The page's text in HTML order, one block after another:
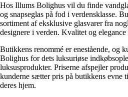
Hos Illums Bolighus vil du finde
og snapseglas på fod i verdensklasse.
sortiment af eksklusive glasvarer fra
designere i verden. Kvalitet og elegance
Butikkens renommé er enestående, og
Bolighus for dets luksuriøse
luksusprodukter. Priserne afspejler
kunderne sætter pris på butikkens evne
deres hjem.